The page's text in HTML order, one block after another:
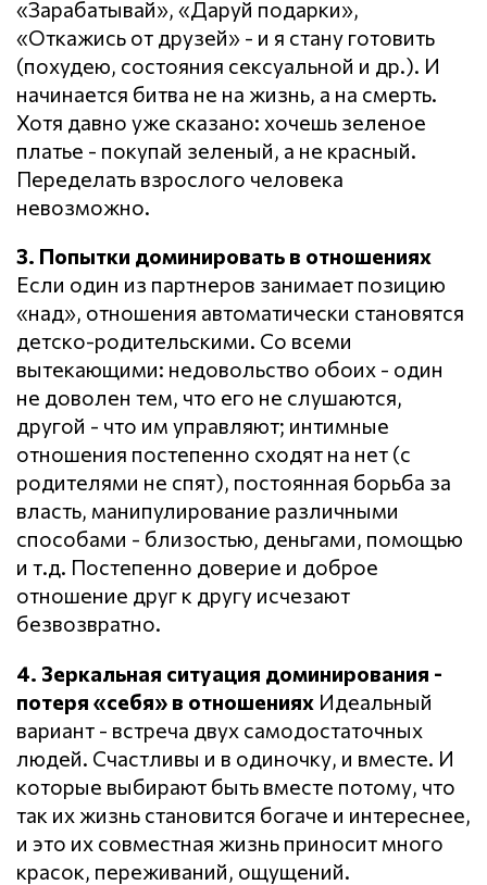
«Зарабатывай», «Даруй подарки»,
«Откажись от друзей» - и я стану готовить
(похудею, состояния сексуальной и др.). И
начинается битва не на жизнь, а на смерть.
Хотя давно уже сказано: хочешь зеленое
платье - покупай зеленый, а не красный.
Переделать взрослого человека
невозможно.
3. Попытки доминировать в отношениях
Если один из партнеров занимает позицию
«над», отношения автоматически становятся
детско-родительскими. Со всеми
вытекающими: недовольство обоих - один
не доволен тем, что его не слушаются,
другой - что им управляют; интимные
отношения постепенно сходят на нет (с
родителями не спят), постоянная борьба за
власть, манипулирование различными
способами - близостью, деньгами, помощью
и т.д. Постепенно доверие и доброе
отношение друг к другу исчезают
безвозвратно.
4. Зеркальная ситуация доминирования -
потеря «себя» в отношениях Идеальный
вариант - встреча двух самодостаточных
людей. Счастливы и в одиночку, и вместе. И
которые выбирают быть вместе потому, что
так их жизнь становится богаче и интереснее,
и это их совместная жизнь приносит много
красок, переживаний, ощущений.